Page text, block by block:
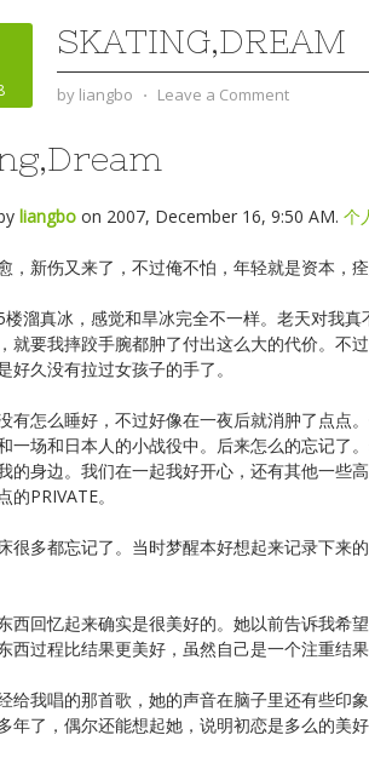
SKATING,DREAM
by liangbo ⋅ Leave a Comment
liangbo on 2007, December 16, 9:50 AM. 个
，新伤又来了，不过俺不怕，年轻就是资本，痊
楼溜真冰，感觉和旱冰完全不一样。老天对我
就要我摔跤手腕都肿了付出这么大的代价。不
好久没有拉过女孩子的手了。
有怎么睡好，不过好像在一夜后就消肿了点点
一场和日本人的小战役中。后来怎么的忘记了
的身边。我们在一起我好开心，还有其他一些
PRIVATE。
很多都忘记了。当时梦醒本好想起来记录下来
西回忆起来确实是很美好的。她以前告诉我希
西过程比结果更美好，虽然自己是一个注重结果
给我唱的那首歌，她的声音在脑子里还有些印
年了，偶尔还能想起她，说明初恋是多么的美